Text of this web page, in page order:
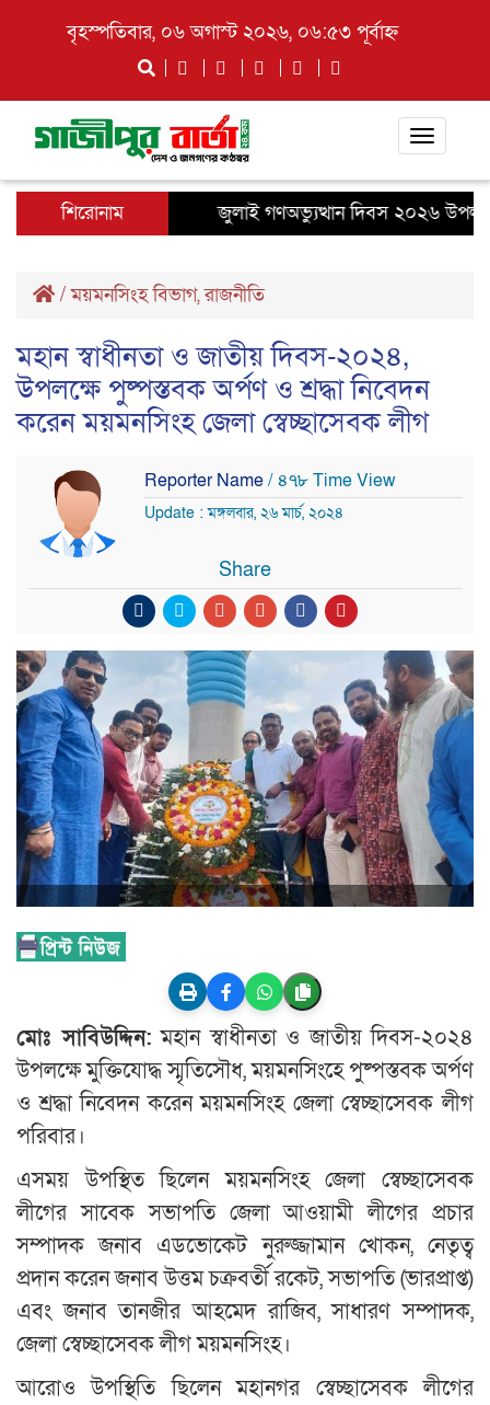
বৃহস্পতিবার, ০৬ অগাস্ট ২০২৬, ০৬:৫৩ পূর্বাহ্ন
Toggle
শিরোনাম
জুলাই গণঅভ্যুত্থান দিবস ২০২৬ উপলক্ষে
/ময়মনসিংহ বিভাগ,রাজনীতি
মহান স্বাধীনতা ও জাতীয় দিবস-২০২৪,
উপলক্ষে পুষ্পস্তবক অর্পণ ও শ্রদ্ধা নিবেদন
করেন ময়মনসিংহ জেলা স্বেচ্ছাসেবক লীগ
Reporter Name/ ৪৭৮ Time View
Update : মঙ্গলবার, ২৬ মার্চ, ২০২৪
Share
মোঃ সাবিউদ্দিন: মহান স্বাধীনতা ও জাতীয় দিবস-২০২৪
উপলক্ষে মুক্তিযোদ্ধ স্মৃতিসৌধ, ময়মনসিংহে পুষ্পস্তবক অর্পণ
ও শ্রদ্ধা নিবেদন করেন ময়মনসিংহ জেলা স্বেচ্ছাসেবক লীগ
পরিবার।
এসময় উপস্থিত ছিলেন ময়মনসিংহ জেলা স্বেচ্ছাসেবক
লীগের সাবেক সভাপতি জেলা আওয়ামী লীগের প্রচার
সম্পাদক জনাব এডভোকেট নুরুজ্জামান খোকন, নেতৃত্ব
প্রদান করেন জনাব উত্তম চক্রবর্তী রকেট, সভাপতি (ভারপ্রাপ্ত)
এবং জনাব তানজীর আহমেদ রাজিব, সাধারণ সম্পাদক,
জেলা স্বেচ্ছাসেবক লীগ ময়মনসিংহ।
আরোও উপস্থিতি ছিলেন মহানগর স্বেচ্ছাসেবক লীগের